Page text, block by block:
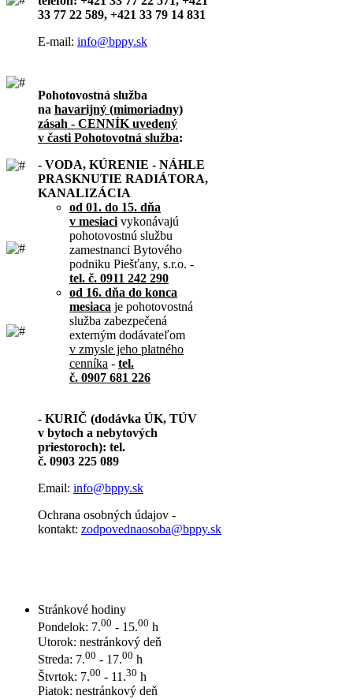
33 77 22 589, +421 33 79 14 831
E-mail: info@bppy.sk
Pohotovostná služba
na havarijný (mimoriadny)
zásah - CENNÍK uvedený
v časti Pohotovotná služba:
- VODA, KÚRENIE - NÁHLE
PRASKNUTIE RADIÁTORA,
KANALIZÁCIA
od 01. do 15. dňa
v mesiaci vykonávajú
pohotovostnú službu
zamestnanci Bytového
podniku Piešťany, s.r.o. -
tel. č. 0911 242 290
od 16. dňa do konca
mesiaca je pohotovostná
služba zabezpečená
externým dodávateľom
v zmysle jeho platného
cenníka - tel.
č. 0907 681 226
- KURIČ (dodávka ÚK, TÚV
v bytoch a nebytových
priestoroch): tel.
č. 0903 225 089
Email: info@bppy.sk
Ochrana osobných údajov -
kontakt: zodpovednaosoba@bppy.sk
Stránkové hodiny
Pondelok: 7.00 - 15.00 h
Utorok: nestránkový deň
Streda: 7.00 - 17.00 h
Štvrtok: 7.00 - 11.30 h
Piatok: nestránkový deň